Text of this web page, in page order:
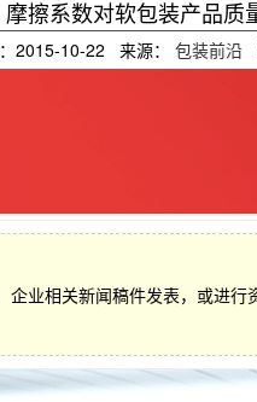
摩擦系数对软包装产品质
2015-10-22 来源： 包装前沿
业相关新闻稿件发表，或进行